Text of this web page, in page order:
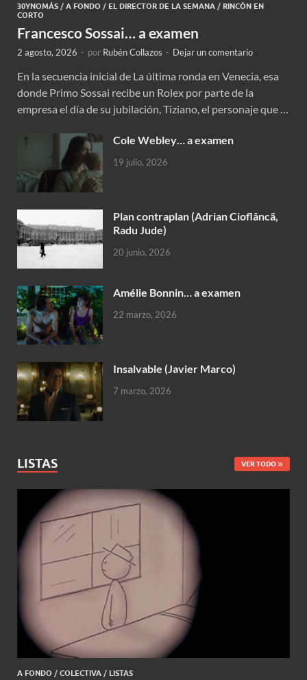
30YNOMÁS / A FONDO / EL DIRECTOR DE LA SEMANA / RINCÓN EN
CORTO
Francesco Sossai… a examen
2 agosto, 2026 - por Rubén Collazos - Dejar un comentario
En la secuencia inicial de La última ronda en Venecia, esa
donde Primo Sossai recibe un Rolex por parte de la
empresa el día de su jubilación, Tiziano, el personaje que …
Cole Webley… a examen
19 julio, 2026
Plan contraplan (Adrian Cioflâncã,
Radu Jude)
20 junio, 2026
Amélie Bonnin… a examen
22 marzo, 2026
Insalvable (Javier Marco)
7 marzo, 2026
LISTAS VER TODO
A FONDO / COLECTIVA / LISTAS